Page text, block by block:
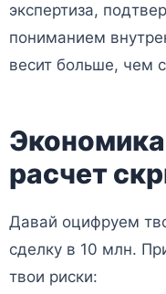
экспертиза,
пониманием
весит больше, чем
расчет
Давай оцифруем
сделку в 10 млн.
твои риски: